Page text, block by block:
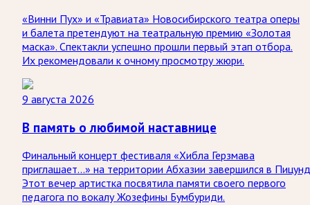
«Винни Пух» и «Травиата» Новосибирского театра оперы
и балета претендуют на театральную премию «Золотая
маска». Спектакли успешно прошли первый этап отбора.
Их рекомендовали к очному просмотру жюри.
9 августа 2026
В память о любимой наставнице
Финальный концерт фестиваля «Хибла Герзмава
приглашает…» на территории Абхазии завершился в
Этот вечер артистка посвятила памяти своего первого
педагога по вокалу Жозефины Бумбуриди.